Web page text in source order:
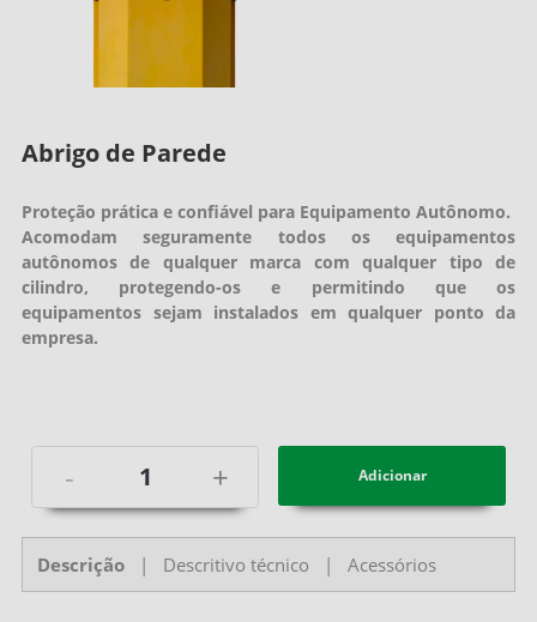
Abrigo de Parede
Proteção prática e confiável para Equipamento Autônomo.
Acomodam seguramente todos os equipamentos
autônomos de qualquer marca com qualquer tipo de
cilindro, protegendo-os e permitindo que os
equipamentos sejam instalados em qualquer ponto da
empresa.
- +
Descrição | Descritivo técnico | Acessórios